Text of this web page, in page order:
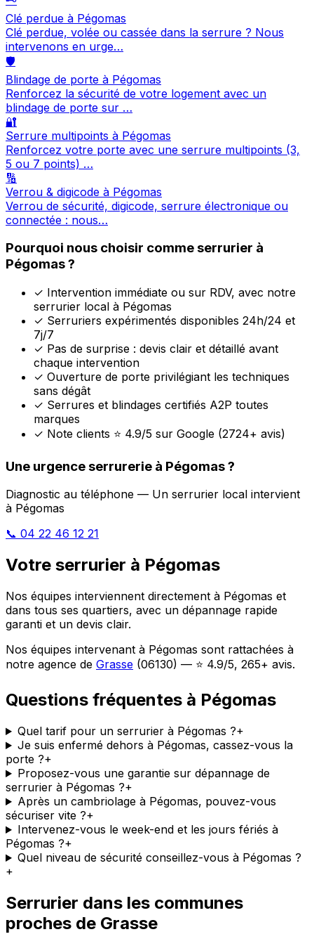
Clé perdue à Pégomas
Clé perdue, volée ou cassée dans la serrure ? Nous
intervenons en urge…
🛡️
Blindage de porte à Pégomas
Renforcez la sécurité de votre logement avec un
blindage de porte sur …
🔐
Serrure multipoints à Pégomas
Renforcez votre porte avec une serrure multipoints (3,
5 ou 7 points) …
🔢
Verrou & digicode à Pégomas
Verrou de sécurité, digicode, serrure électronique ou
connectée : nous…
Pourquoi nous choisir comme serrurier à
Pégomas ?
✓ Intervention immédiate ou sur RDV, avec notre
serrurier local à Pégomas
✓ Serruriers expérimentés disponibles 24h/24 et
7j/7
✓ Pas de surprise : devis clair et détaillé avant
chaque intervention
✓ Ouverture de porte privilégiant les techniques
sans dégât
✓ Serrures et blindages certifiés A2P toutes
marques
✓ Note clients ⭐ 4.9/5 sur Google (2724+ avis)
Une urgence serrurerie à Pégomas ?
Diagnostic au téléphone — Un serrurier local intervient
à Pégomas
📞 04 22 46 12 21
Votre serrurier à Pégomas
Nos équipes interviennent directement à Pégomas et
dans tous ses quartiers, avec un dépannage rapide
garanti et un devis clair.
Nos équipes intervenant à Pégomas sont rattachées à
notre agence de Grasse (06130) — ⭐ 4.9/5, 265+ avis.
Questions fréquentes à Pégomas
Quel tarif pour un serrurier à Pégomas ?+
Je suis enfermé dehors à Pégomas, cassez-vous la
porte ?+
Proposez-vous une garantie sur dépannage de
serrurier à Pégomas ?+
Après un cambriolage à Pégomas, pouvez-vous
sécuriser vite ?+
Intervenez-vous le week-end et les jours fériés à
Pégomas ?+
Quel niveau de sécurité conseillez-vous à Pégomas ?
+
Serrurier dans les communes
proches de Grasse